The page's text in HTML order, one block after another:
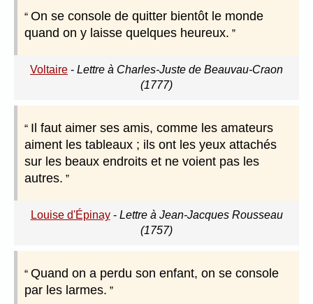
On se console de quitter bientôt le monde
quand on y laisse quelques heureux.
Voltaire - Lettre à Charles-Juste de Beauvau-Craon
(1777)
Il faut aimer ses amis, comme les amateurs
aiment les tableaux ; ils ont les yeux attachés
sur les beaux endroits et ne voient pas les
autres.
Louise d'Épinay- Lettre à Jean-Jacques Rousseau
(1757)
Quand on a perdu son enfant, on se console
par les larmes.